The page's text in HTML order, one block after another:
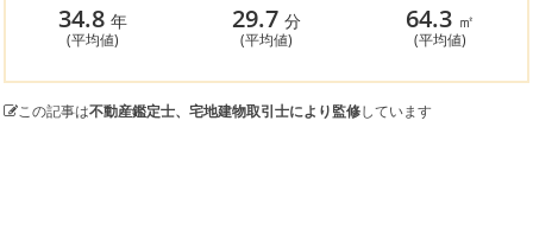
34.8 年
(平均値)
29.7 分
(平均値)
64.3 ㎡
(平均値)
この記事は不動産鑑定士、宅地建物取引士により監修しています